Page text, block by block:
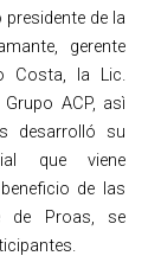
de la
gerente
Costa, la Lic.
ACP, asì
desarrolló su
que viene
de las
de Proas, se